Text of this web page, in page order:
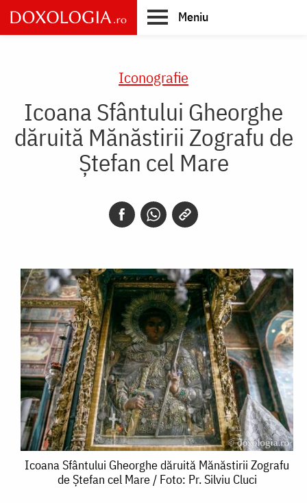
Skip
to
main
Meniu
Iconografie
Icoana Sfântului Gheorghe
dăruită Mănăstirii Zografu de
Ștefan cel Mare
Icoana
Sfântului
Icoana Sfântului Gheorghe dăruită Mănăstirii Zografu
de Ștefan cel Mare / Foto: Pr. Silviu Cluci